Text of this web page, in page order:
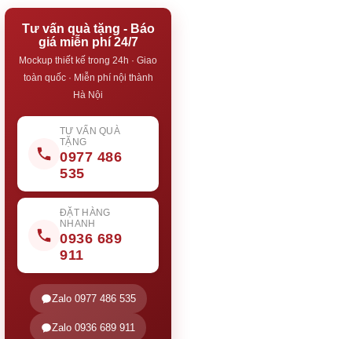
Tư vấn quà tặng - Báo
giá miễn phí 24/7
Mockup thiết kế trong 24h · Giao
toàn quốc · Miễn phí nội thành
Hà Nội
TƯ VẤN QUÀ
TẶNG
0977 486
535
ĐẶT HÀNG
NHANH
0936 689
911
Zalo 0977 486 535
Zalo 0936 689 911